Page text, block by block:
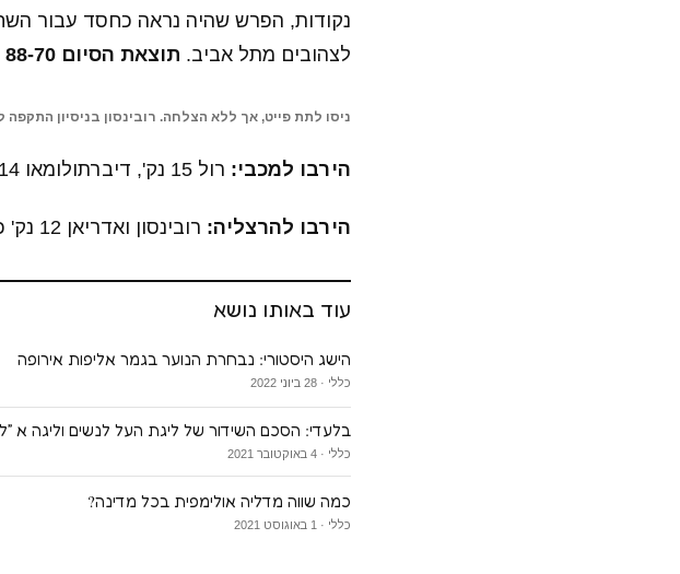
נקודות, הפרש שהיה נראה כחסד עבור
לצהובים מתל אביב. תוצאת הסיום 88-70 למכבי תל אביב על בני הרצליה.
ניסו לתת פייט, אך ללא הצלחה. רובינסון בניסיון
הירבו למכבי: רול 15 נק', דיברתולומאו 14 ו-ווילבקין 12 נקודות.
הירבו להרצליה: רובינסון ואדריאן 12 נק' כ"א, לוין 11 נקודות.
עוד באותו נושא
הישג היסטורי: נבחרת הנוער בגמר אליפות אירופה
כללי · 28 ביוני 2022
בלעדי: הסכם השידור של ליגת העל לנשים וליגה א
כללי · 4 באוקטובר 2021
כמה שווה מדליה אולימפית בכל מדינה?
כללי · 1 באוגוסט 2021